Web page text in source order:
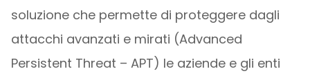
soluzione che permette di proteggere dagli
attacchi avanzati e mirati (Advanced
Persistent Threat – APT) le aziende e gli enti